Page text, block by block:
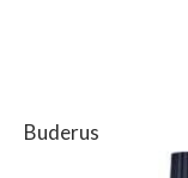
Buderus